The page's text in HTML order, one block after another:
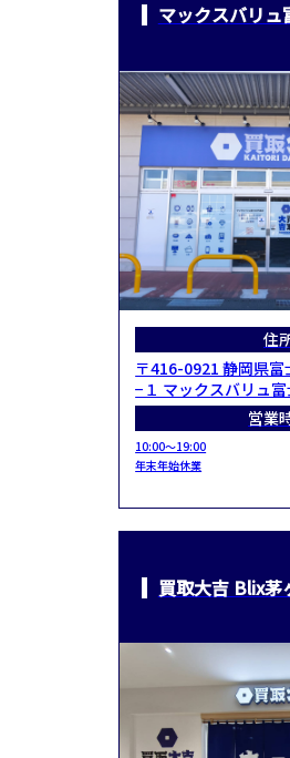
マックスバリュ
住
〒416-0921 静岡県富
−１ マックスバリュ
営業
10:00～19:00
年末年始休業
買取大吉 Blix茅